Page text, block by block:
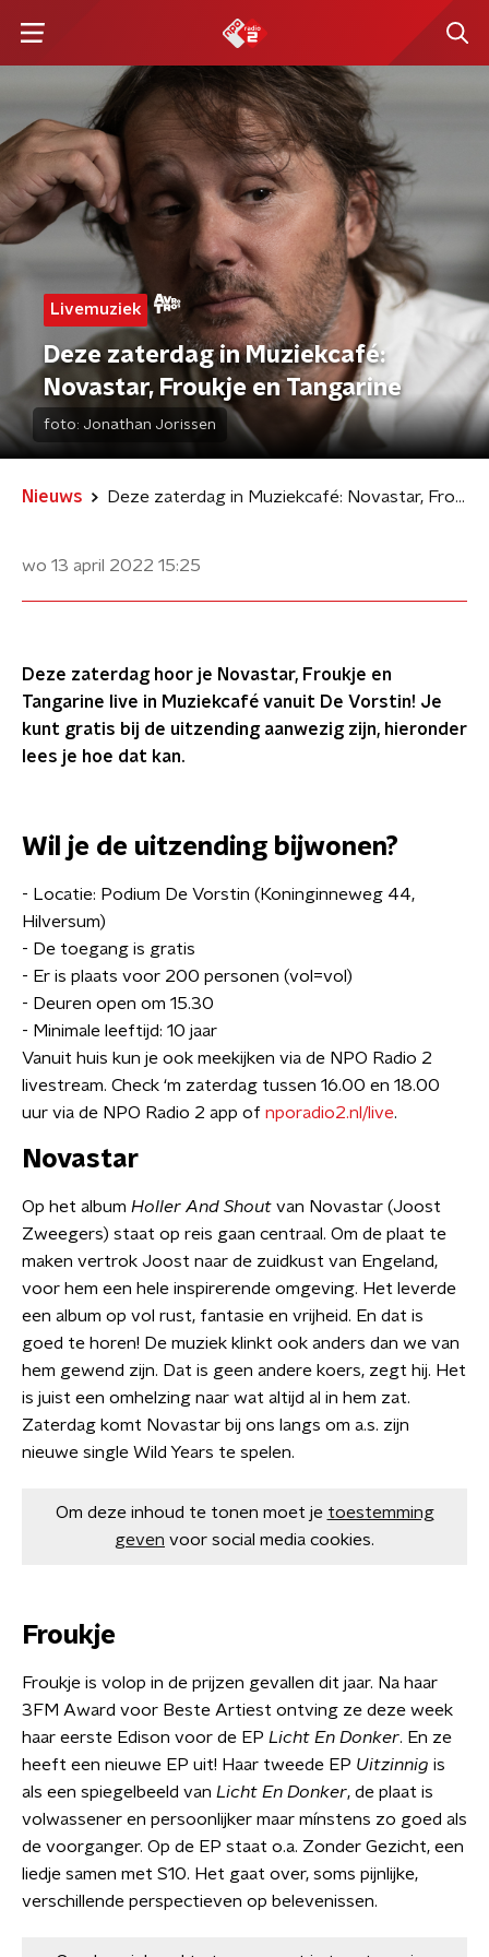
Livemuziek
Deze zaterdag in Muziekcafé:
Novastar, Froukje en Tangarine
foto: Jonathan Jorissen
Nieuws Deze zaterdag in Muziekcafé: Novastar, Froukje en Tangarine
wo 13 april 2022 15:25
Deze zaterdag hoor je Novastar, Froukje en
Tangarine live in Muziekcafé vanuit De Vorstin! Je
kunt gratis bij de uitzending aanwezig zijn, hieronder
lees je hoe dat kan.
Wil je de uitzending bijwonen?
- Locatie: Podium De Vorstin (Koninginneweg 44,
Hilversum)
- De toegang is gratis
- Er is plaats voor 200 personen (vol=vol)
- Deuren open om 15.30
- Minimale leeftijd: 10 jaar
Vanuit huis kun je ook meekijken via de NPO Radio 2
livestream. Check ‘m zaterdag tussen 16.00 en 18.00
uur via de NPO Radio 2 app of nporadio2.nl/live.
Novastar
Op het album Holler And Shout van Novastar (Joost
Zweegers) staat op reis gaan centraal. Om de plaat te
maken vertrok Joost naar de zuidkust van Engeland,
voor hem een hele inspirerende omgeving. Het leverde
een album op vol rust, fantasie en vrijheid. En dat is
goed te horen! De muziek klinkt ook anders dan we van
hem gewend zijn. Dat is geen andere koers, zegt hij. Het
is juist een omhelzing naar wat altijd al in hem zat.
Zaterdag komt Novastar bij ons langs om a.s. zijn
nieuwe single Wild Years te spelen.
Om deze inhoud te tonen moet je toestemming
geven voor social media cookies.
Froukje
Froukje is volop in de prijzen gevallen dit jaar. Na haar
3FM Award voor Beste Artiest ontving ze deze week
haar eerste Edison voor de EP Licht En Donker. En ze
heeft een nieuwe EP uit! Haar tweede EP Uitzinnig is
als een spiegelbeeld van Licht En Donker, de plaat is
volwassener en persoonlijker maar mínstens zo goed als
de voorganger. Op de EP staat o.a. Zonder Gezicht, een
liedje samen met S10. Het gaat over, soms pijnlijke,
verschillende perspectieven op belevenissen.